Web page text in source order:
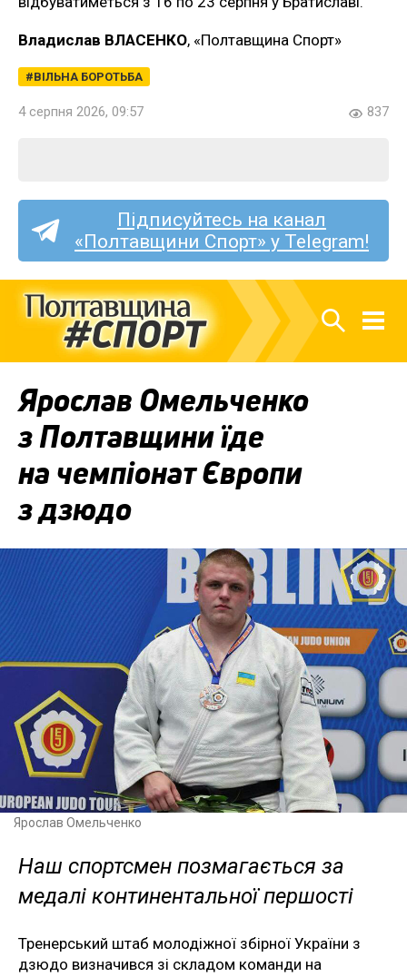
Владислав ВЛАСЕНКО, «Полтавщина Спорт»
ВІЛЬНА БОРОТЬБА
4 серпня 2026, 09:57 837
Підписуйтесь на канал
«Полтавщини Спорт» у Telegram!
Ярослав Омельченко
з Полтавщини їде
на чемпіонат Європи
з дзюдо
Ярослав Омельченко
Наш спортсмен позмагається за
медалі континентальної першості
Тренерський штаб молодіжної збірної України з
дзюдо визначився зі складом команди на